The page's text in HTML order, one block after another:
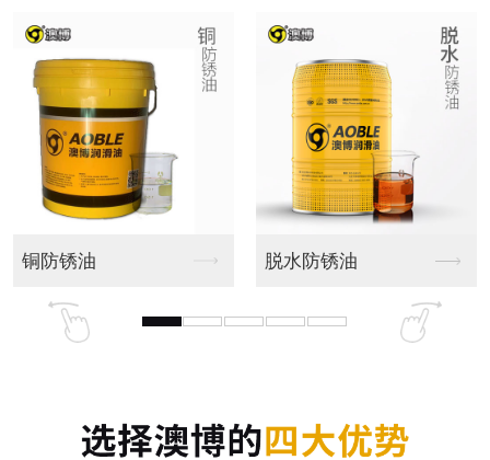
全合成切削液 磨削液(研磨液)